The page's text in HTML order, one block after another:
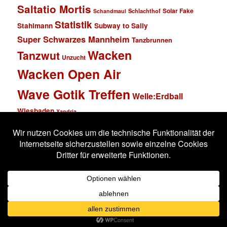
Saltatio Mortis Schandmaul Schlachthof Solar Fake
Stahlmann Statistik Subway to Sally
Super Schwarzes Mannheim Tanzbrunnen
Tanzwut Unzucht Wacken
Wacken Open Air
Wave Gotik Treffen Welle:Erdball
Wiesbaden Xandria
Impressum
Stolz präsentiert von WordPress